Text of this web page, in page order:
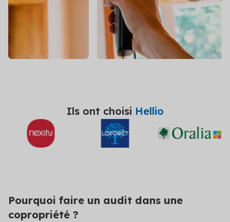
Audit énergétique
Réalisez votre audit et définissez les meilleurs
Diagnostic technique global
Voir toutes nos solutions
Ils ont choisi Hellio
Pourquoi faire un audit dans une
copropriété ?